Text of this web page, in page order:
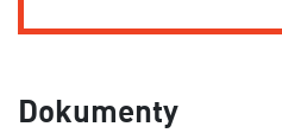
Dokumenty